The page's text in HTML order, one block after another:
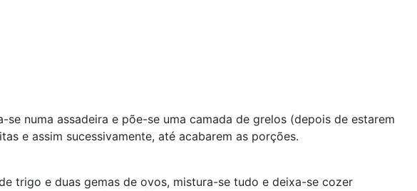
numa assadeira e põe-se uma camada de grelos (depois de estarem
e assim sucessivamente, até acabarem as porções.
trigo e duas gemas de ovos, mistura-se tudo e deixa-se cozer